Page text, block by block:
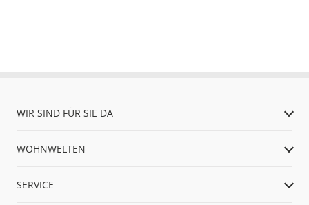
WIR SIND FÜR SIE DA
WOHNWELTEN
SERVICE